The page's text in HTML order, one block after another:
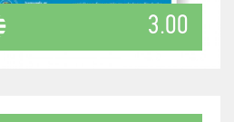
3.00